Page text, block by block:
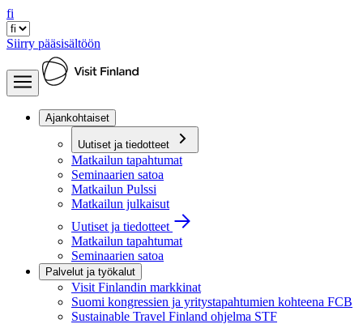
fi
Siirry pääsisältöön
Ajankohtaiset
Uutiset ja tiedotteet
Matkailun tapahtumat
Seminaarien satoa
Matkailun Pulssi
Matkailun julkaisut
Uutiset ja tiedotteet
Matkailun tapahtumat
Seminaarien satoa
Palvelut ja työkalut
Visit Finlandin markkinat
Suomi kongressien ja yritystapahtumien kohteena FCB
Sustainable Travel Finland ohjelma STF